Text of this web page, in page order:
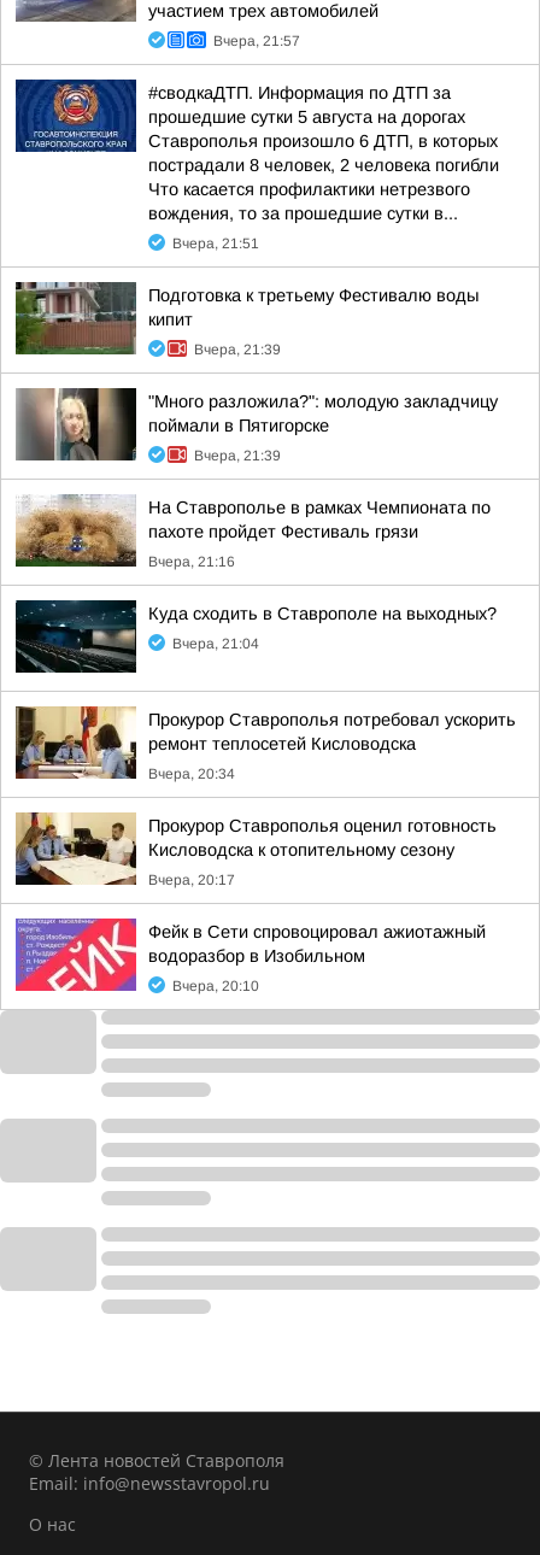
участием трех автомобилей
Вчера, 21:57
#сводкаДТП. Информация по ДТП за
прошедшие сутки 5 августа на дорогах
Ставрополья произошло 6 ДТП, в которых
пострадали 8 человек, 2 человека погибли
Что касается профилактики нетрезвого
вождения, то за прошедшие сутки в...
Вчера, 21:51
Подготовка к третьему Фестивалю воды
кипит
Вчера, 21:39
"Много разложила?": молодую закладчицу
поймали в Пятигорске
Вчера, 21:39
На Ставрополье в рамках Чемпионата по
пахоте пройдет Фестиваль грязи
Вчера, 21:16
Куда сходить в Ставрополе на выходных?
Вчера, 21:04
Прокурор Ставрополья потребовал ускорить
ремонт теплосетей Кисловодска
Вчера, 20:34
Прокурор Ставрополья оценил готовность
Кисловодска к отопительному сезону
Вчера, 20:17
Фейк в Сети спровоцировал ажиотажный
водоразбор в Изобильном
Вчера, 20:10
© Лента новостей Ставрополя
Email: info@newsstavropol.ru
О нас